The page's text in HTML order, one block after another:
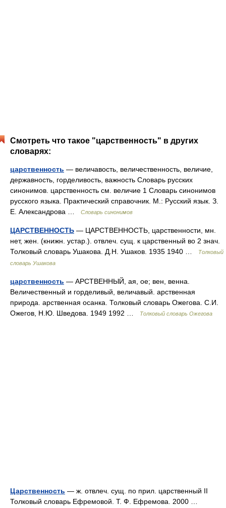
Смотреть что такое "царственность" в других
словарях:
царственность — величавость, величественность, величие,
державность, горделивость, важность Словарь русских
синонимов. царственность см. величие 1 Словарь синонимов
русского языка. Практический справочник. М.: Русский язык. З.
Е. Александрова …
Словарь синонимов
ЦАРСТВЕННОСТЬ — ЦАРСТВЕННОСТЬ, царственности, мн.
нет, жен. (книжн. устар.). отвлеч. сущ. к царственный во 2 знач.
Толковый словарь Ушакова. Д.Н. Ушаков. 1935 1940 …
Толковый
словарь Ушакова
царственность — АРСТВЕННЫЙ, ая, ое; вен, венна.
Величественный и горделивый, величавый. арственная
природа. арственная осанка. Толковый словарь Ожегова. С.И.
Ожегов, Н.Ю. Шведова. 1949 1992 …
Толковый словарь Ожегова
Царственность — ж. отвлеч. сущ. по прил. царственный II
Толковый словарь Ефремовой. Т. Ф. Ефремова. 2000 …